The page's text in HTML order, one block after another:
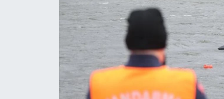
Resmi İlanlar